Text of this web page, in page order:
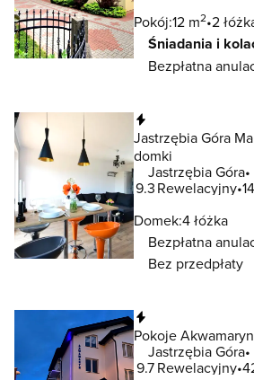
Pokój:12 m2 2
Śniadania i
Bezpłatna
Jastrzębia Góra
domki
Jastrzębia Góra
9.3Rewelacyjny
Domek:4 łóżka
Bezpłatna
Bez przedpłaty
Pokoje
Jastrzębia Góra
9.7Rewelacyjny